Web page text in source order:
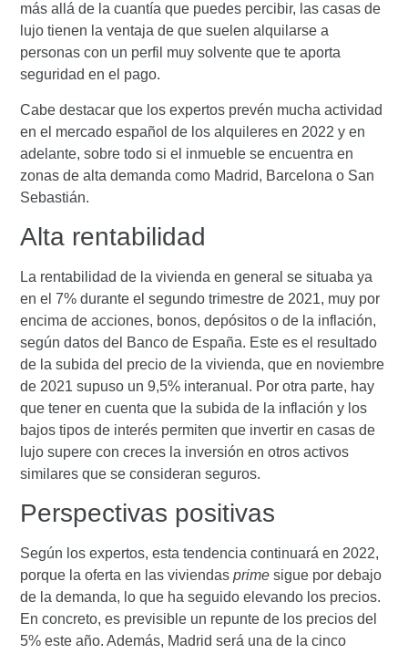
más allá de la cuantía que puedes percibir, las casas de
lujo tienen la ventaja de que suelen alquilarse a
personas con un perfil muy solvente que te aporta
seguridad en el pago.
Cabe destacar que los expertos prevén mucha actividad
en el mercado español de los alquileres en 2022 y en
adelante, sobre todo si el inmueble se encuentra en
zonas de alta demanda como Madrid, Barcelona o San
Sebastián.
Alta rentabilidad
La rentabilidad de la vivienda en general se situaba ya
en el 7% durante el segundo trimestre de 2021, muy por
encima de acciones, bonos, depósitos o de la inflación,
según datos del Banco de España. Este es el resultado
de la subida del precio de la vivienda, que en noviembre
de 2021 supuso un 9,5% interanual. Por otra parte, hay
que tener en cuenta que la subida de la inflación y los
bajos tipos de interés permiten que invertir en casas de
lujo supere con creces la inversión en otros activos
similares que se consideran seguros.
Perspectivas positivas
Según los expertos, esta tendencia continuará en 2022,
porque la oferta en las viviendasprime sigue por debajo
de la demanda, lo que ha seguido elevando los precios.
En concreto, es previsible un repunte de los precios del
5% este año. Además, Madrid será una de la cinco